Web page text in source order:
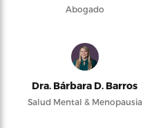
Abogado
Dra. Bárbara D. Barros
Salud Mental & Menopausia